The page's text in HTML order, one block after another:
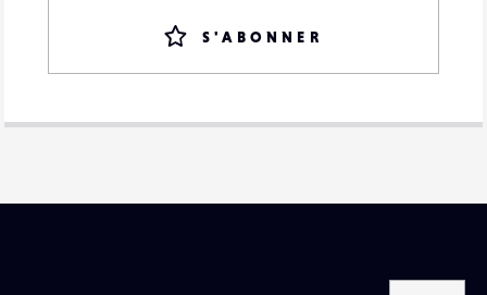
S'ABONNER